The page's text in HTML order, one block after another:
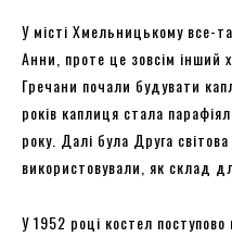
У місті Хмельницькому все-
Анни, проте це зовсім інший
Гречани почали будувати
років каплиця стала
року. Далі була Друга
використовували, як склад
У 1952 році костел